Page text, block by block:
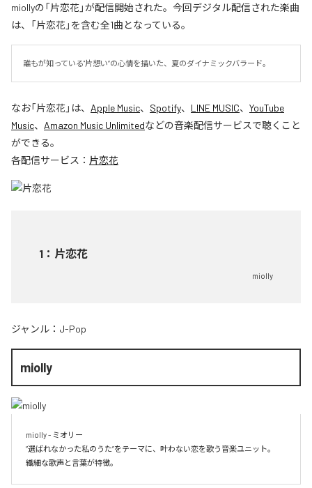
miollyの「片恋花」が配信開始された。今回デジタル配信された楽曲
は、「片恋花」を含む全1曲となっている。
誰もが知っている"片想い”の心情を描いた、夏のダイナミックバラード。
なお「片恋花」は、 Apple Music、 Spotify、 LINE MUSIC、 YouTube
Music、 Amazon Music Unlimitedなどの音楽配信サービスで聴くこと
ができる。
各配信サービス： 片恋花
1 ： 片恋花
miolly
ジャンル： J-Pop
miolly
miolly - ミオリー
”選ばれなかった私のうた”をテーマに、叶わない恋を歌う音楽ユニット。